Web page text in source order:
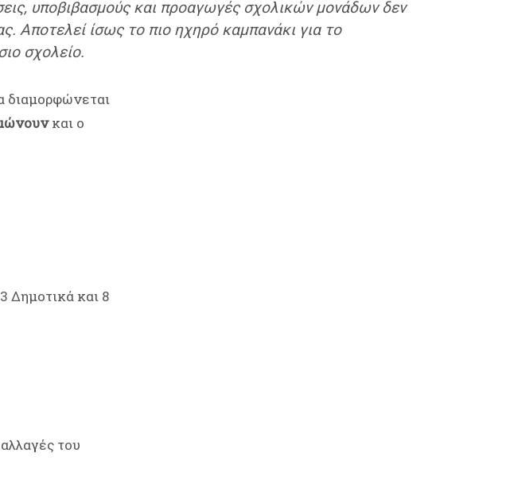
υποβιβασμούς και προαγωγές σχολικών μονάδων δεν
Αποτελεί ίσως το πιο ηχηρό καμπανάκι για το
σχολείο.
διαμορφώνεται
και ο
και 8
του